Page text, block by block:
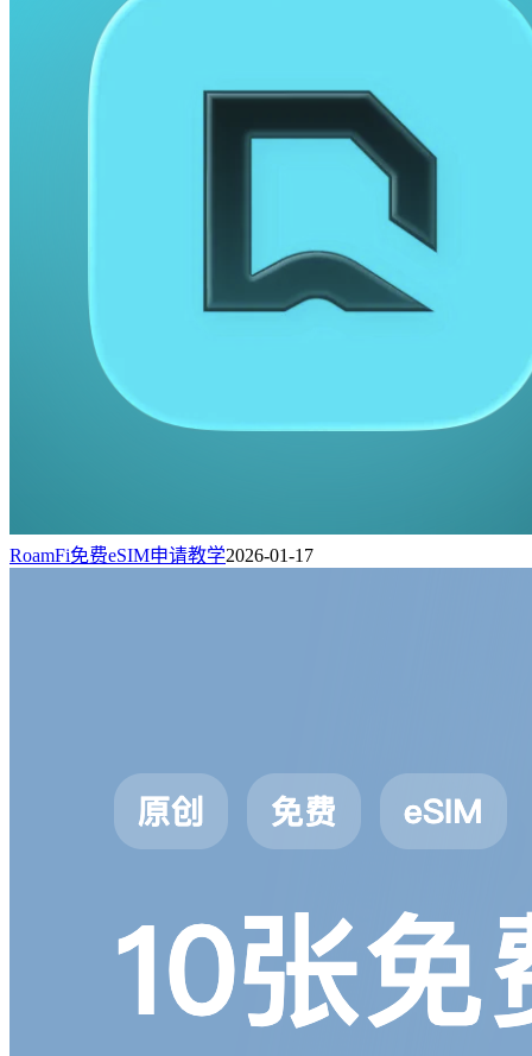
RoamFi免费eSIM申请教学2026-01-17